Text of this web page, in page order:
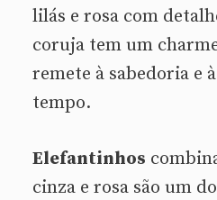
lilás e rosa com
coruja tem um
remete à sabedoria e
tempo.
Elefantinhos
cinza e rosa são um